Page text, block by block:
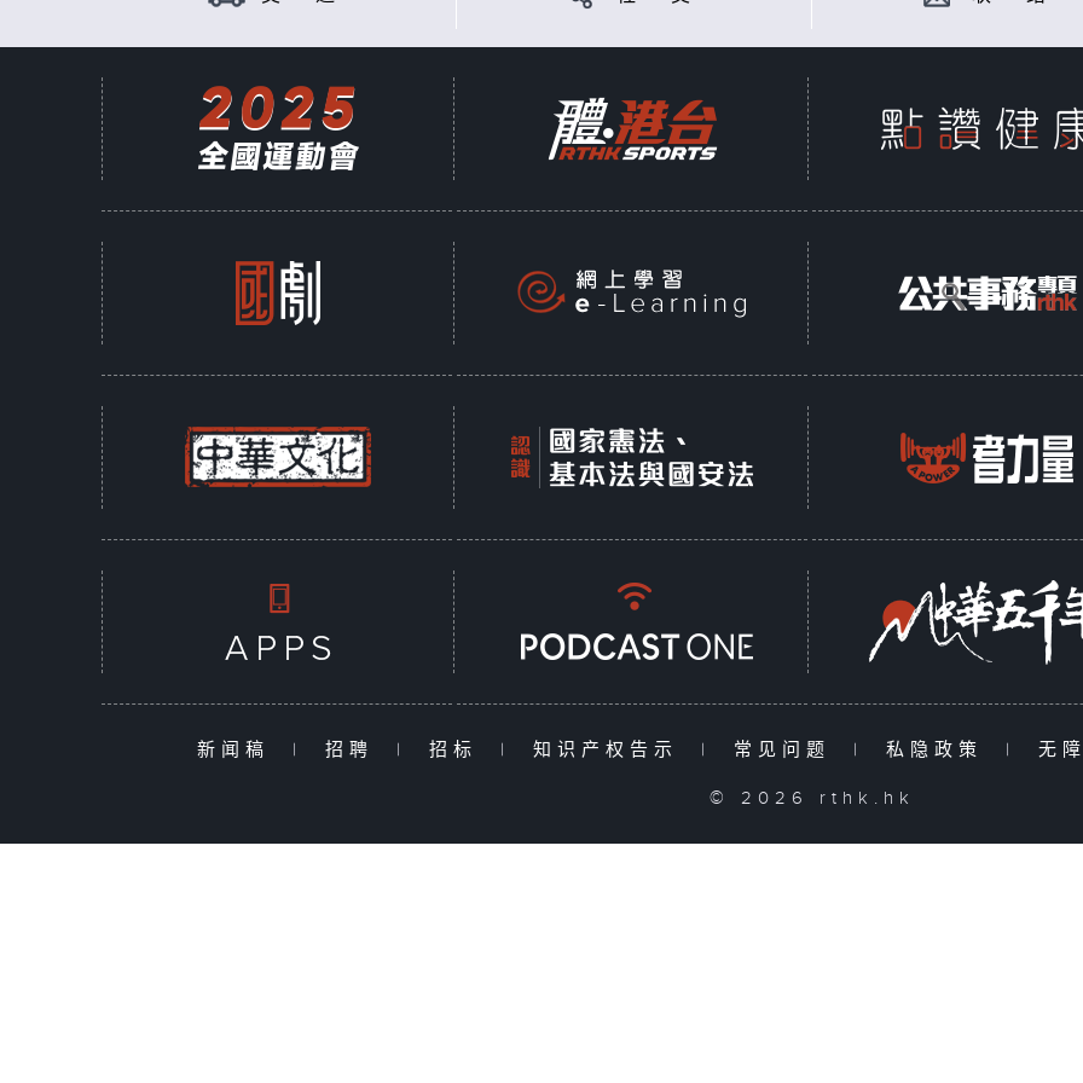
新闻稿 | 招聘 | 招标 | 知识产权告示 | 常见问题 | 私隐政策 | 无
© 2026 rthk.hk